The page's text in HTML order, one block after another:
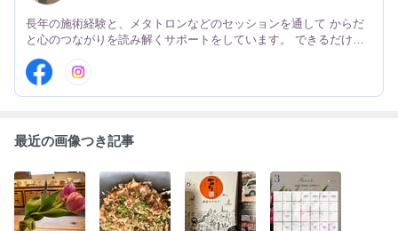
長年の施術経験と、メタトロンなどのセッションを通して からだ
と心のつながりを読み解くサポートをしています。 できるだけ自
然な整え方を大切にしたい方へ。 今の状態に気づくことから、静
かに整っていく時間を大切にしています。
最近の画像つき記事